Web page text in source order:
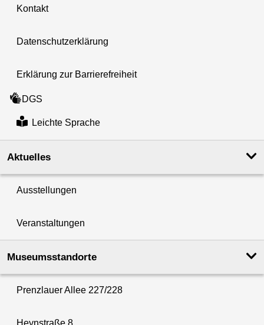
Kontakt
Datenschutzerklärung
Erklärung zur Barrierefreiheit
DGS
Leichte Sprache
Aktuelles
Ausstellungen
Veranstaltungen
Museumsstandorte
Prenzlauer Allee 227/228
Heynstraße 8